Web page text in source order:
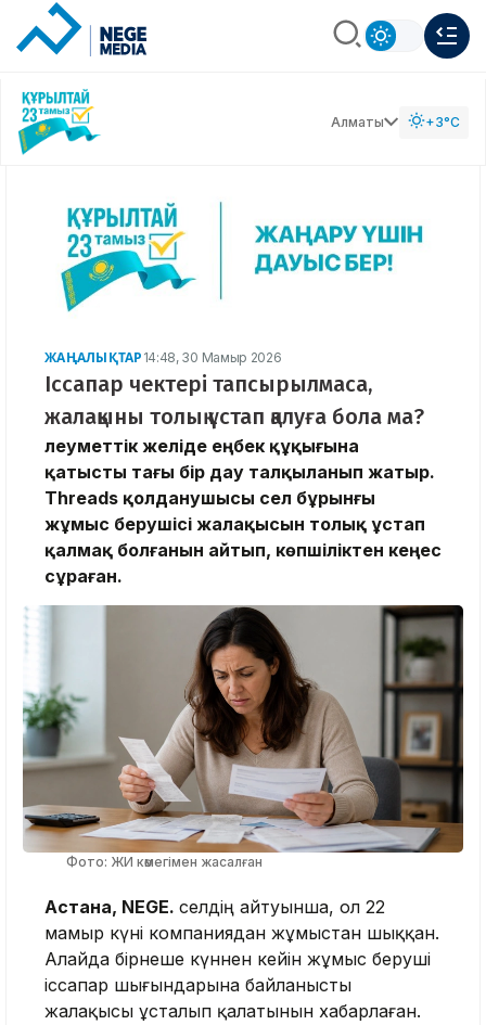
Алматы +3°C
ЖАҢАЛЫҚТАР 14:48, 30 Мамыр 2026
Іссапар чектері тапсырылмаса,
жалақыны толық ұстап қалуға бола ма?
Әлеуметтік желіде еңбек құқығына
қатысты тағы бір дау талқыланып жатыр.
Threads қолданушысы Әсел бұрынғы
жұмыс берушісі жалақысын толық ұстап
қалмақ болғанын айтып, көпшіліктен кеңес
сұраған.
Фото: ЖИ көмегімен жасалған
Астана, NEGE. Әселдің айтуынша, ол 22
мамыр күні компаниядан жұмыстан шыққан.
Алайда бірнеше күннен кейін жұмыс беруші
іссапар шығындарына байланысты
жалақысы ұсталып қалатынын хабарлаған.